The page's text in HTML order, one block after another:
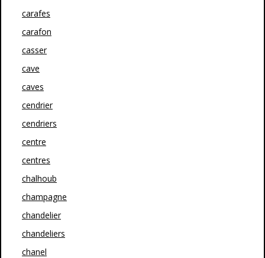
carafes
carafon
casser
cave
caves
cendrier
cendriers
centre
centres
chalhoub
champagne
chandelier
chandeliers
chanel